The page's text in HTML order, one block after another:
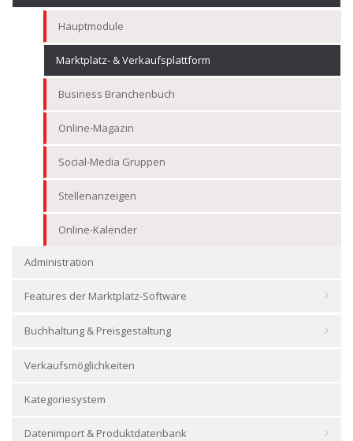
Hauptmodule
Marktplatz- & Verkaufsplattform
Business Branchenbuch
Online-Magazin
Social-Media Gruppen
Stellenanzeigen
Online-Kalender
Administration
Features der Marktplatz-Software
Buchhaltung & Preisgestaltung
Verkaufsmöglichkeiten
Kategoriesystem
Datenimport & Produktdatenbank